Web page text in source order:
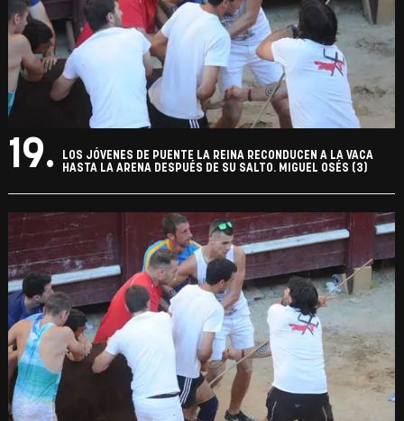
19.
LOS JÓVENES DE PUENTE LA REINA RECONDUCEN A LA VACA
HASTA LA ARENA DESPUÉS DE SU SALTO. MIGUEL OSÉS (3)